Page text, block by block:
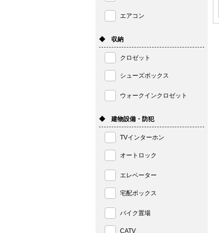
エアコン
◆ 収納
クロゼット
シューズボックス
ウォークインクロゼット
◆ 建物設備・防犯
TVインターホン
オートロック
エレベーター
宅配ボックス
バイク置場
CATV